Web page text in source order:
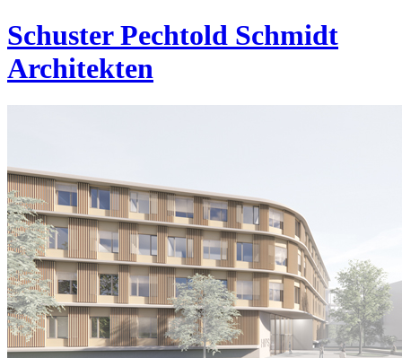
Schuster Pechtold Schmidt
Architekten